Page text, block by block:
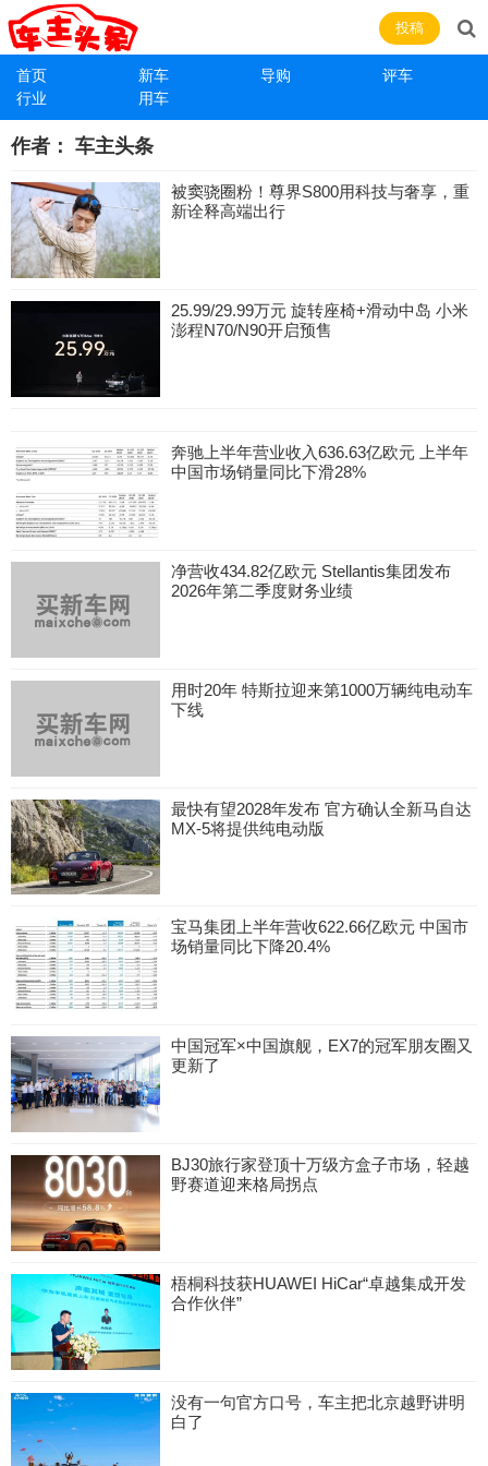
首页 新车 导购
评车
行业
用车
投稿
作者： 车主头条
被窦骁圈粉！尊界S800用科技与奢享，重
新诠释高端出行
25.99/29.99万元 旋转座椅+滑动中岛 小米
澎程N70/N90开启预售
奔驰上半年营业收入636.63亿欧元 上半年
中国市场销量同比下滑28%
净营收434.82亿欧元 Stellantis集团发布
2026年第二季度财务业绩
用时20年 特斯拉迎来第1000万辆纯电动车
下线
最快有望2028年发布 官方确认全新马自达
MX-5将提供纯电动版
宝马集团上半年营收622.66亿欧元 中国市
场销量同比下降20.4%
中国冠军×中国旗舰，EX7的冠军朋友圈又
更新了
BJ30旅行家登顶十万级方盒子市场，轻越
野赛道迎来格局拐点
梧桐科技获HUAWEI HiCar“卓越集成开发
合作伙伴”
没有一句官方口号，车主把北京越野讲明
白了